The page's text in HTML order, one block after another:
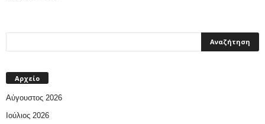
Αρχείο
Αύγουστος 2026
Ιούλιος 2026